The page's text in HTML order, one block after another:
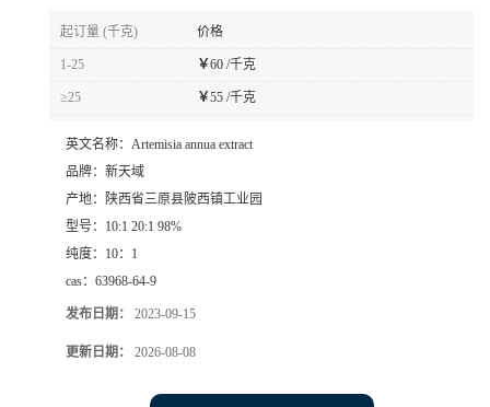
起订量 (千克) 价格
1-25 ￥60 /千克
≥25 ￥55 /千克
英文名称： Artemisia annua extract
品牌： 新天域
产地：
陕西省三原县陂西镇工业园
型号： 10:1 20:1 98%
纯度： 10：1
cas： 63968-64-9
发布日期： 2023-09-15
更新日期： 2026-08-08